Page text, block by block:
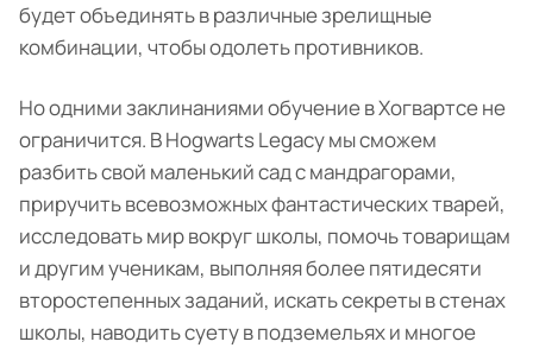
будет объединять в различные зрелищные
комбинации, чтобы одолеть противников.
Но одними заклинаниями обучение в Хогвартсе не
ограничится. В Hogwarts Legacy мы сможем
разбить свой маленький сад с мандрагорами,
приручить всевозможных фантастических тварей,
исследовать мир вокруг школы, помочь товарищам
и другим ученикам, выполняя более пятидесяти
второстепенных заданий, искать секреты в стенах
школы, наводить суету в подземельях и многое